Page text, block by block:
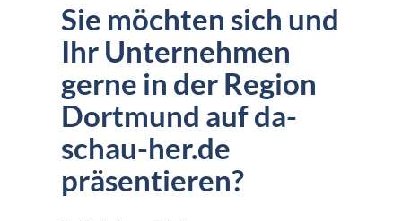
Sie möchten sich und
Ihr Unternehmen
gerne in der Region
Dortmund auf da-
schau-her.de
präsentieren?